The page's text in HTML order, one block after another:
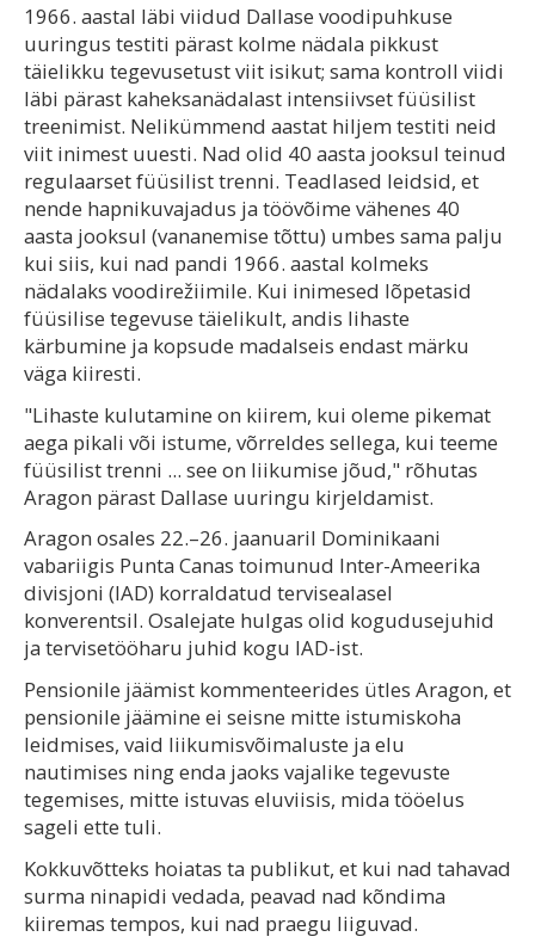
1966. aastal läbi viidud Dallase voodipuhkuse
uuringus testiti pärast kolme nädala pikkust
täielikku tegevusetust viit isikut; sama kontroll viidi
läbi pärast kaheksanädalast intensiivset füüsilist
treenimist. Nelikümmend aastat hiljem testiti neid
viit inimest uuesti. Nad olid 40 aasta jooksul teinud
regulaarset füüsilist trenni. Teadlased leidsid, et
nende hapnikuvajadus ja töövõime vähenes 40
aasta jooksul (vananemise tõttu) umbes sama palju
kui siis, kui nad pandi 1966. aastal kolmeks
nädalaks voodirežiimile. Kui inimesed lõpetasid
füüsilise tegevuse täielikult, andis lihaste
kärbumine ja kopsude madalseis endast märku
väga kiiresti.
"Lihaste kulutamine on kiirem, kui oleme pikemat
aega pikali või istume, võrreldes sellega, kui teeme
füüsilist trenni ... see on liikumise jõud," rõhutas
Aragon pärast Dallase uuringu kirjeldamist.
Aragon osales 22.–26. jaanuaril Dominikaani
vabariigis Punta Canas toimunud Inter-Ameerika
divisjoni (IAD) korraldatud tervisealasel
konverentsil. Osalejate hulgas olid kogudusejuhid
ja tervisetööharu juhid kogu IAD-ist.
Pensionile jäämist kommenteerides ütles Aragon, et
pensionile jäämine ei seisne mitte istumiskoha
leidmises, vaid liikumisvõimaluste ja elu
nautimises ning enda jaoks vajalike tegevuste
tegemises, mitte istuvas eluviisis, mida tööelus
sageli ette tuli.
Kokkuvõtteks hoiatas ta publikut, et kui nad tahavad
surma ninapidi vedada, peavad nad kõndima
kiiremas tempos, kui nad praegu liiguvad.